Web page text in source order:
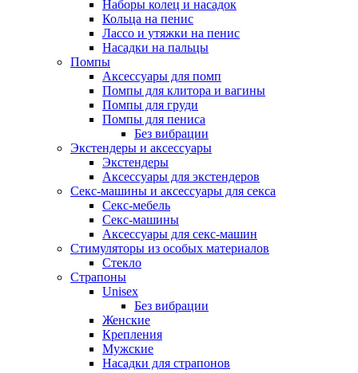
Наборы колец и насадок
Кольца на пенис
Лассо и утяжки на пенис
Насадки на пальцы
Помпы
Аксессуары для помп
Помпы для клитора и вагины
Помпы для груди
Помпы для пениса
Без вибрации
Экстендеры и аксессуары
Экстендеры
Аксессуары для экстендеров
Секс-машины и аксессуары для секса
Секс-мебель
Секс-машины
Аксессуары для секс-машин
Стимуляторы из особых материалов
Стекло
Страпоны
Unisex
Без вибрации
Женские
Крепления
Мужские
Насадки для страпонов